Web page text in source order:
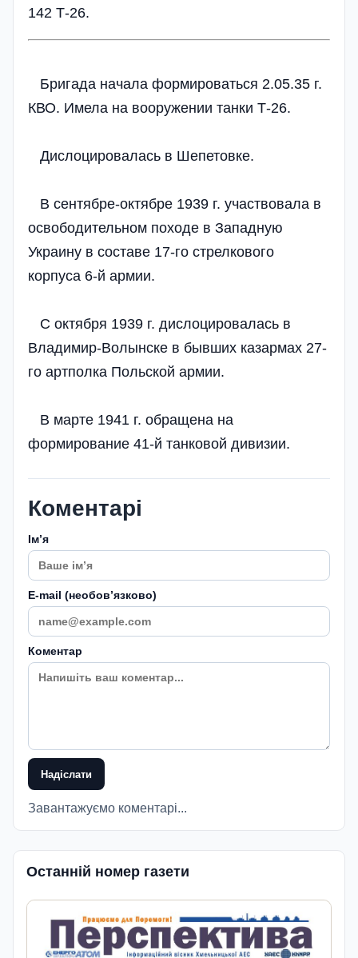
142 Т-26.
Бригада начала формироваться 2.05.35 г.
КВО. Имела на вооружении танки Т-26.
Дислоцировалась в Шепетовке.
В сентябре-октябре 1939 г. участвовала в
освободительном походе в Западную
Украину в составе 17-го стрелкового
корпуса 6-й армии.
С октября 1939 г. дислоцировалась в
Владимир-Волынске в бывших казармах 27-
го артполка Польской армии.
В марте 1941 г. обращена на
формирование 41-й танковой дивизии.
Коментарі
Імʼя
E-mail (необовʼязково)
Коментар
Надіслати
Завантажуємо коментарі...
Останній номер газети